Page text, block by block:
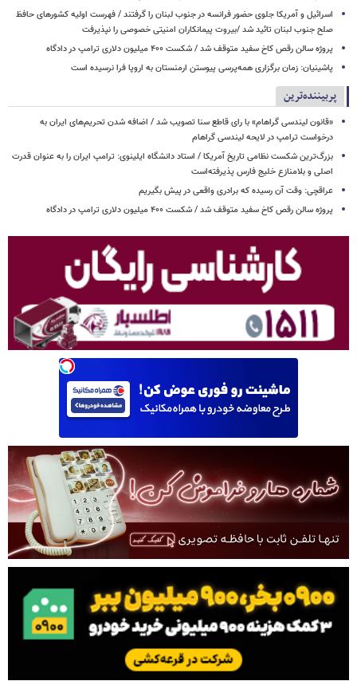
اسرائیل و آمریکا جلوی حضور فرانسه در جنوب لبنان را گرفتند / فهرست اولیه کشورهای حافظ
صلح جنوب لبنان تائید شد /بیروت پیمانکاران امنیتی خصوصی را نپذیرفت
پروژه سالن رقص کاخ سفید متوقف شد / شکست ۴۰۰ میلیون دلاری ترامپ در دادگاه
پاشینیان: زمان برگزاری همه‌پرسی پیوستن ارمنستان به اروپا فرا نرسیده است
پربیننده‌ترین
«قانون لیندسی گراهام» با رای قاطع سنا تصویب شد / اضافه شدن تحریم‌های ایران به
درخواست ترامپ در لایحه لیندسی گراهام
بزرگ‌ترین شکست نظامی تاریخ آمریکا / استاد دانشگاه ایلینوی: ترامپ ایران را به عنوان قدرت
اصلی و بلامنازع خلیج فارس پذیرفته‌است
عراقچی: وقت آن رسیده که برادری واقعی در پیش بگیریم
پروژه سالن رقص کاخ سفید متوقف شد / شکست ۴۰۰ میلیون دلاری ترامپ در دادگاه